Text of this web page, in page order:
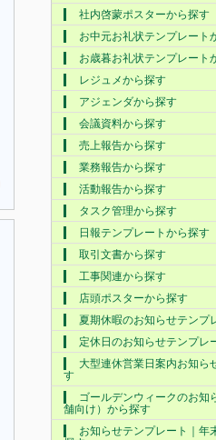
社内啓蒙ポスターから探す
お中元お礼状テンプレート
お歳暮お礼状テンプレート
レジュメから探す
アジェンダから探す
会議資料から探す
売上報告から探す
業務報告から探す
活動報告から探す
タスク管理から探す
日報テンプレートから探す
取引文書から探す
工事関連から探す
店頭ポスターから探す
夏期休暇のお知らせテンプ
定休日のお知らせテンプレ
大型連休営業日案内お知ら
す
ゴールデンウィークのお知
舗向け）から探す
お知らせテンプレート｜年